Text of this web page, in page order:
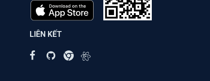
LIÊN KẾT